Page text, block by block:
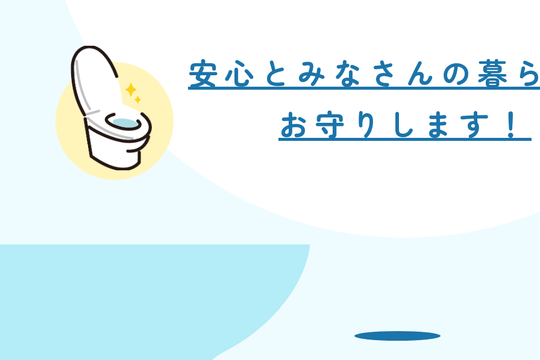
安心と みなさんの暮
お守りします！